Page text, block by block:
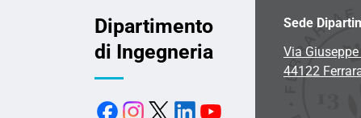
Dipartimento
di Ingegneria
Sede
Via
44122